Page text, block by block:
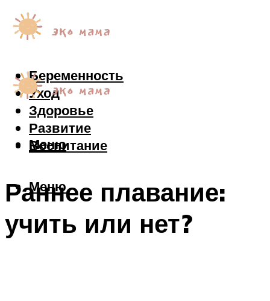
Беременность
Уход
Здоровье
Развитие
Воспитание
Меню
Меню
Раннее плавание:
учить или нет?